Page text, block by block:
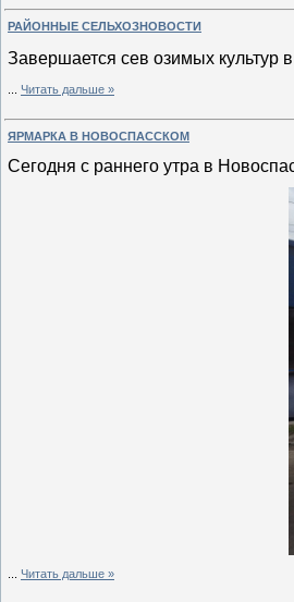
РАЙОННЫЕ СЕЛЬХОЗНОВОСТИ
Завершается сев озимых культур
Читать дальше »
ЯРМАРКА В НОВОСПАССКОМ
Сегодня с раннего утра в
Читать дальше »